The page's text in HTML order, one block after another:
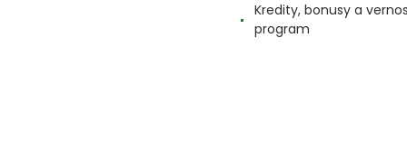
Kredity, bonusy a
program